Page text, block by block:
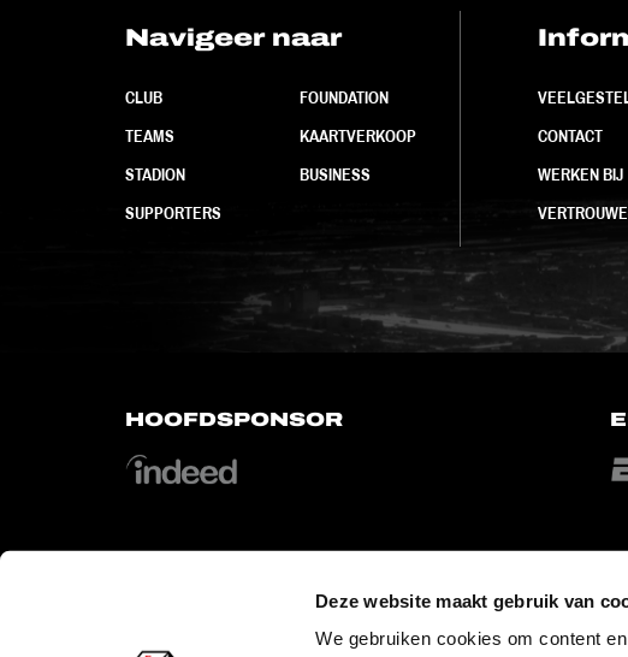
Deze website maakt gebruik van
We gebruiken cookies om content
Navigeer naar
CLUB
TEAMS
STADION
SUPPORTERS
FOUNDATION
KAARTVERKOOP
BUSINESS
CONTACT
WERKEN BIJ
HOOFDSPONSOR
OFFICIAL PARTNERS